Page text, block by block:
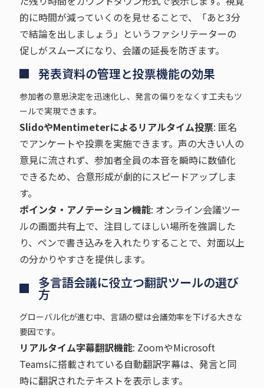
的に時間が減っていくのを見せることで、「あと3分
で結論を出しましょう」というファシリテーターの
促しがスムーズになり、会議の延長を防ぎます。
発表資料の管理と投票機能の効果
参加者の意思決定を迅速化し、発言の偏りをなくす工夫もツ
ールで実現できます。
SlidoやMentimeterによるリアルタイム投票: 匿名
でアンケートや投票を実施できます。声の大きい人の
意見に流されず、参加者全員の本音を瞬時に数値化
できるため、合意形成が劇的にスピードアップしま
す。
ポインタ・アノテーション機能: オンライン会議ツー
ルの画面共有上で、注目してほしい場所を強調した
り、ペンで書き込みを入れたりすることで、対面以上
の分かりやすさを提供します。
多言語会議に役立つ翻訳ツールの選び
方
グローバル化が進む中、言語の壁は会議効率を下げる大きな
要因です。
リアルタイム字幕翻訳機能: ZoomやMicrosoft
Teamsに搭載されている自動翻訳字幕は、発言と同
時に翻訳されたテキストを表示します。